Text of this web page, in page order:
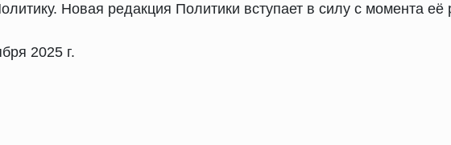
Новая редакция Политики вступает в силу с момента
2025 г.